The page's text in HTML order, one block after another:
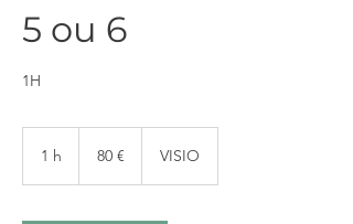
5 ou 6
1H
1 h 80 € VISIO